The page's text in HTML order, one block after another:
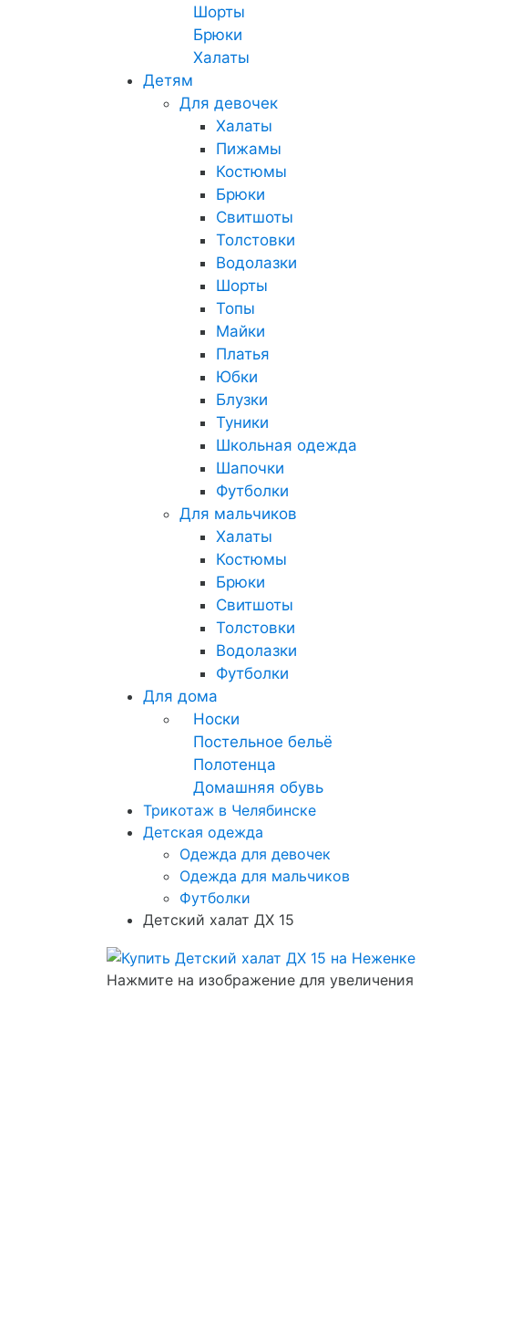
Шорты
Брюки
Халаты
Детям
Для девочек
Халаты
Пижамы
Костюмы
Брюки
Свитшоты
Толстовки
Водолазки
Шорты
Топы
Майки
Платья
Юбки
Блузки
Туники
Школьная одежда
Шапочки
Футболки
Для мальчиков
Халаты
Костюмы
Брюки
Свитшоты
Толстовки
Водолазки
Футболки
Для дома
Носки
Постельное бельё
Полотенца
Домашняя обувь
Трикотаж в Челябинске
Детская одежда
Одежда для девочек
Одежда для мальчиков
Футболки
Детский халат ДХ 15
Нажмите на изображение для увеличения